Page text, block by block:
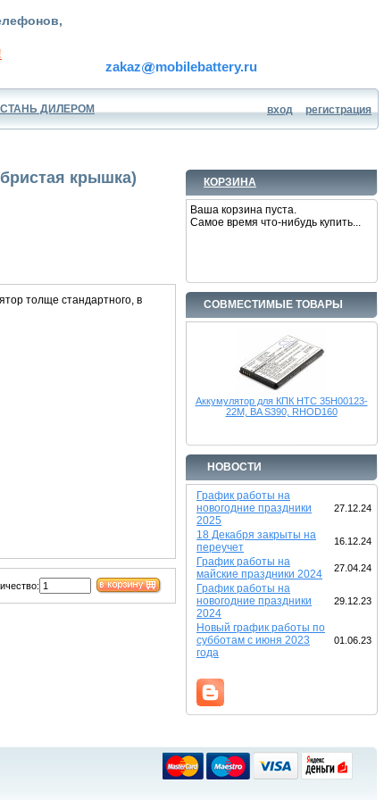
zakaz mobilebattery.ru
СТАНЬ ДИЛЕРОМ вход регистрация
КОРЗИНА
Ваша корзина пуста.
Самое время что-нибудь купить...
СОВМЕСТИМЫЕ ТОВАРЫ
Аккумулятор для КПК HTC 35H00123-
22M, BA S390, RHOD160
НОВОСТИ
График работы на
новогодние праздники
2025
27.12.24
18 Декабря закрыты на
переучет
16.12.24
График работы на
майские праздники 2024
27.04.24
График работы на
новогодние праздники
2024
29.12.23
Новый график работы по
субботам с июня 2023
года
01.06.23
крышка)
толще стандартного, в